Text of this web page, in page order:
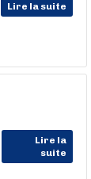
Lire la suite
Lire la
suite